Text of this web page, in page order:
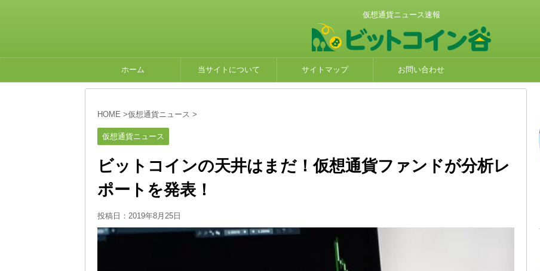
仮想通貨ニュース速報
ホーム 当サイトについて サイトマップ お問い合わせ
HOME >仮想通貨ニュース >
仮想通貨ニュース
ビットコインの天井はまだ！仮想通貨ファンドが分析レ
ポートを発表！
投稿日： 2019年8月25日